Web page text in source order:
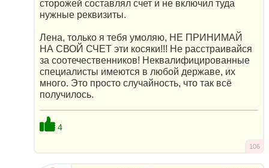
сторожей составлял счет и не включил туда
нужные реквизиты.
Лена, только я тебя умоляю, НЕ ПРИНИМАЙ
НА СВОЙ СЧЕТ эти косяки!!! Не расстраивайся
за соотечественников! Неквалифицированные
специалисты имеются в любой державе, их
много. Это просто случайность, что так всё
получилось.
4
106